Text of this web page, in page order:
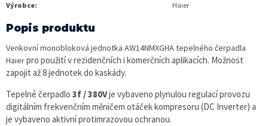
Výrobce: Haier
Popis produktu
Venkovní monobloková jednotka AW14NMXGHA tepelného čerpadla
Haierpro použití v rezidenčních i komerčních aplikacích. Možnost
zapojit až 8 jednotek do kaskády.
Tepelné čerpadlo 3f / 380Vje vybaveno plynulou regulací provozu
digitálním frekvenčním měničem otáček kompresoru (DC Inverter) a
je vybaveno aktivní protimrazovou ochranou.